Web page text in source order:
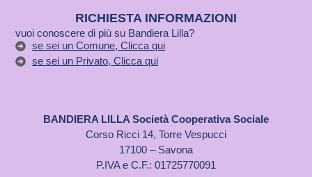
RICHIESTA INFORMAZIONI
vuoi conoscere di più su Bandiera Lilla?
se sei un Comune, Clicca qui
se sei un Privato, Clicca qui
BANDIERA LILLA Società Cooperativa Sociale
Corso Ricci 14, Torre Vespucci
17100 – Savona
P.IVA e C.F.: 01725770091